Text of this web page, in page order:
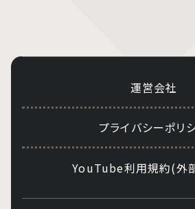
運営会社
プライバシーポリ
YouTube利用規約(外